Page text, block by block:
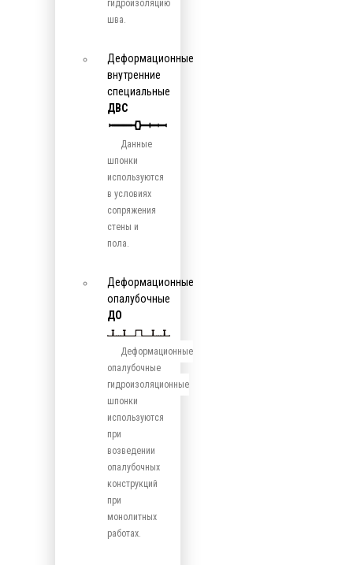
гидроизоляцию
шва.
Деформационные
внутренние
специальные
ДВС
Данные
шпонки
используются
в условиях
сопряжения
стены и
пола.
Деформационные
опалубочные
ДО
Деформационные
опалубочные
гидроизоляционные
шпонки
используются
при
возведении
опалубочных
конструкций
при
монолитных
работах.